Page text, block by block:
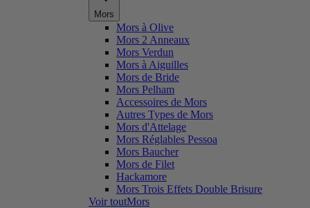
Mors
Mors à Olive
Mors 2 Anneaux
Mors Verdun
Mors à Aiguilles
Mors de Bride
Mors Pelham
Accessoires de Mors
Autres Types de Mors
Mors d'Attelage
Mors Réglables Pessoa
Mors Baucher
Mors de Filet
Hackamore
Mors Trois Effets Double Brisure
Voir toutMors